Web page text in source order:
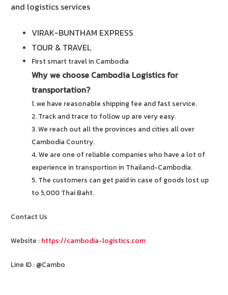
and logistics services
VIRAK-BUNTHAM EXPRESS
TOUR & TRAVEL
First smart travel in Cambodia
Why we choose Cambodia Logistics for
transportation?
1. we have reasonable shipping fee and fast service.
2. Track and trace to follow up are very easy.
3. We reach out all the provinces and cities all over
Cambodia Country.
4. We are one of reliable companies who have a lot of
experience in transportion in Thailand-Cambodia.
5. The customers can get paid in case of goods lost up
to 5,000 Thai Baht.
Contact Us
Website : https://cambodia-logistics.com
Line ID : @Cambo